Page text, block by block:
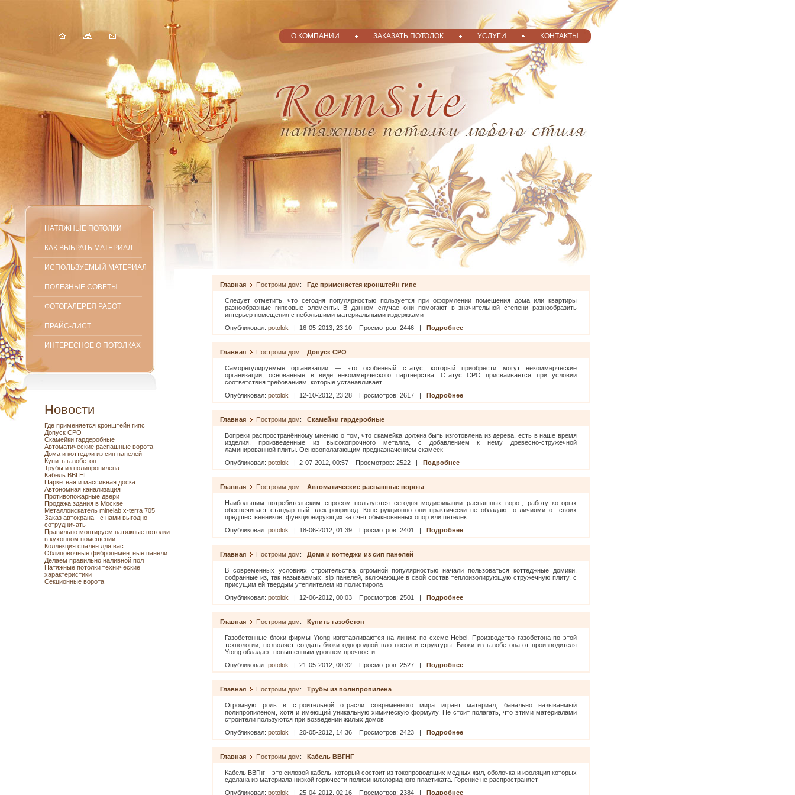
О КОМПАНИИ ЗАКАЗАТЬ ПОТОЛОК УСЛУГИ КОНТАКТЫ
НАТЯЖНЫЕ ПОТОЛКИ
КАК ВЫБРАТЬ МАТЕРИАЛ
ИСПОЛЬЗУЕМЫЙ МАТЕРИАЛ
ПОЛЕЗНЫЕ СОВЕТЫ
ФОТОГАЛЕРЕЯ РАБОТ
ПРАЙС-ЛИСТ
ИНТЕРЕСНОЕ О ПОТОЛКАХ
Новости
Где применяется кронштейн гипс
Допуск СРО
Скамейки гардеробные
Автоматические распашные ворота
Дома и коттеджи из сип панелей
Купить газобетон
Трубы из полипропилена
Кабель ВВГНГ
Паркетная и массивная доска
Автономная канализация
Противопожарные двери
Продажа здания в Москве
Металлоискатель minelab x-terra 705
Заказ автокрана - с нами выгодно
сотрудничать
Правильно монтируем натяжные потолки
в кухонном помещении
Коллекция спален для вас
Облицовочные фиброцементные панели
Делаем правильно наливной пол
Натяжные потолки технические
характеристики
Секционные ворота
Главная Построим дом: Где применяется кронштейн гипс
Следует отметить, что сегодня популярностью пользуется при оформлении помещения дома или квартиры
разнообразные гипсовые элементы. В данном случае они помогают в значительной степени разнообразить
интерьер помещения с небольшими материальными издержками
Опубликовал: potolok | 16-05-2013, 23:10 Просмотров: 2446 | Подробнее
Главная Построим дом: Допуск СРО
Саморегулируемые организации — это особенный статус, который приобрести могут некоммерческие
организации, основанные в виде некоммерческого партнерства. Статус СРО присваивается при условии
соответствия требованиям, которые устанавливает
Опубликовал: potolok | 12-10-2012, 23:28 Просмотров: 2617 | Подробнее
Главная Построим дом: Скамейки гардеробные
Вопреки распространённому мнению о том, что скамейка должна быть изготовлена из дерева, есть в наше время
изделия, произведенные из высокопрочного металла, с добавлением к нему древесно-стружечной
ламинированной плиты. Основополагающим предназначением скамеек
Опубликовал: potolok | 2-07-2012, 00:57 Просмотров: 2522 | Подробнее
Главная Построим дом: Автоматические распашные ворота
Наибольшим потребительским спросом пользуются сегодня модификации распашных ворот, работу которых
обеспечивает стандартный электропривод. Конструкционно они практически не обладают отличиями от своих
предшественников, функционирующих за счет обыкновенных опор или петелек
Опубликовал: potolok | 18-06-2012, 01:39 Просмотров: 2401 | Подробнее
Главная Построим дом: Дома и коттеджи из сип панелей
В современных условиях строительства огромной популярностью начали пользоваться коттеджные домики,
собранные из, так называемых, sip панелей, включающие в свой состав теплоизолирующую стружечную плиту, с
присущим ей твердым утеплителем из полистирола
Опубликовал: potolok | 12-06-2012, 00:03 Просмотров: 2501 | Подробнее
Главная Построим дом: Купить газобетон
Газобетонные блоки фирмы Ytong изготавливаются на линии: по схеме Hebel. Производство газобетона по этой
технологии, позволяет создать блоки однородной плотности и структуры. Блоки из газобетона от производителя
Ytong обладают повышенным уровнем прочности
Опубликовал: potolok | 21-05-2012, 00:32 Просмотров: 2527 | Подробнее
Главная Построим дом: Трубы из полипропилена
Огромную роль в строительной отрасли современного мира играет материал, банально называемый
полипропиленом, хотя и имеющий уникальную химическую формулу. Не стоит полагать, что этими материалами
строители пользуются при возведении жилых домов
Опубликовал: potolok | 20-05-2012, 14:36 Просмотров: 2423 | Подробнее
Главная Построим дом: Кабель ВВГНГ
Кабель ВВГнг – это силовой кабель, который состоит из токопроводящих медных жил, оболочка и изоляция которых
сделана из материала низкой горючести поливинилхлоридного пластиката. Горение не распространяет
Опубликовал: potolok | 25-04-2012, 02:16 Просмотров: 2384 | Подробнее